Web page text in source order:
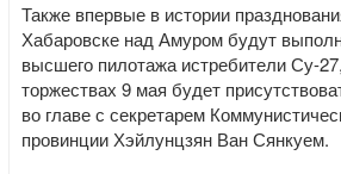
Также впервые в истории
Хабаровске над Амуром будут
высшего пилотажа истребители Су-
торжествах 9 мая будет
во главе с секретарем
провинции Хэйлунцзян Ван Сянкуем.